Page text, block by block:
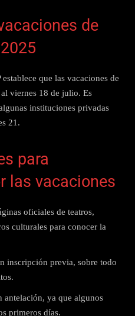
de
que las vacaciones de
viernes 18 de julio. Es
instituciones privadas
21.
para
las vacaciones
oficiales de teatros,
culturales para conocer la
inscripción previa, sobre todo
antelación, ya que algunos
primeros días.